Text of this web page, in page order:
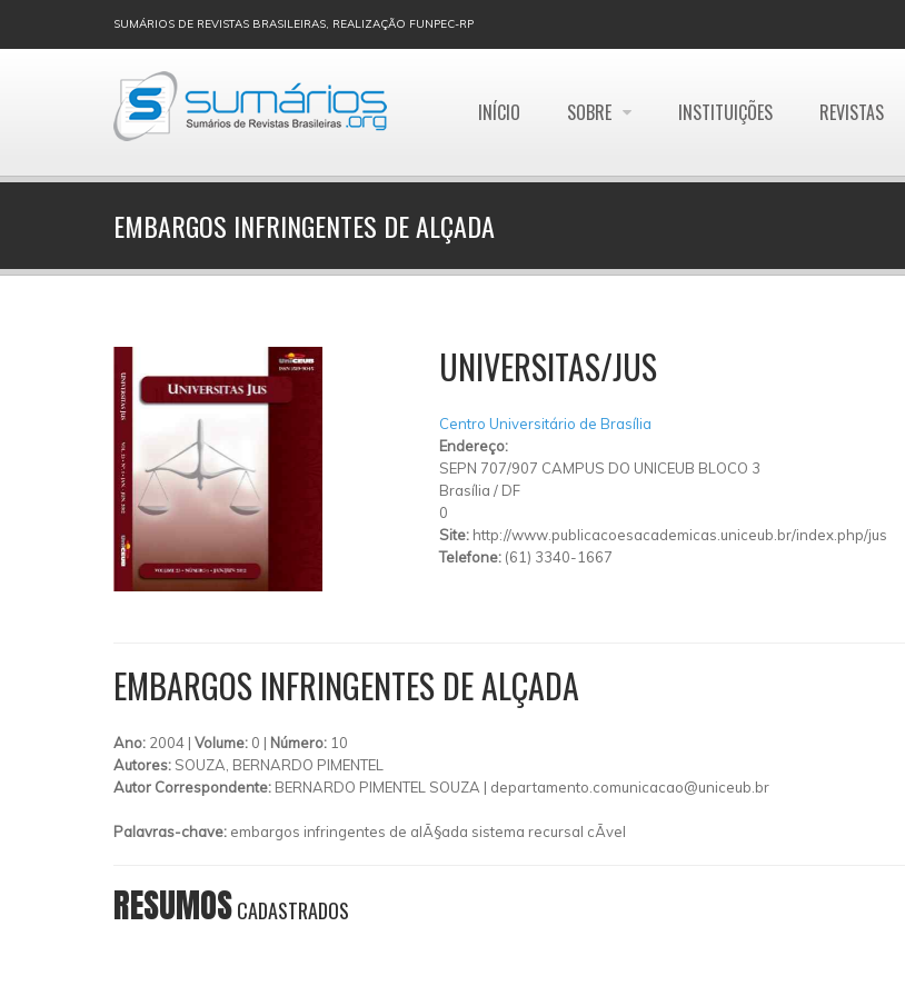
SUMÁRIOS DE REVISTAS BRASILEIRAS, REALIZAÇÃO FUNPEC-RP
INÍCIO SOBRE INSTITUIÇÕES REVISTAS
EMBARGOS INFRINGENTES DE ALÇADA
UNIVERSITAS/JUS
Centro Universitário de Brasília
Endereço:
SEPN 707/907 CAMPUS DO UNICEUB BLOCO 3
Brasília / DF
0
Site: http://www.publicacoesacademicas.uniceub.br/index.php/jus
Telefone: (61) 3340-1667
EMBARGOS INFRINGENTES DE ALÇADA
Ano: 2004 | Volume: 0 | Número: 10
Autores: SOUZA, BERNARDO PIMENTEL
Autor Correspondente: BERNARDO PIMENTEL SOUZA | departamento.comunicacao@uniceub.br
Palavras-chave: embargos infringentes de alÃ§ada sistema recursal cÃ­vel
RESUMOSCADASTRADOS